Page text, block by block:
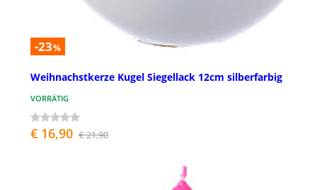
-23%
Weihnachstkerze Kugel Siegellack 12cm silberfarbig
VORRÄTIG
€ 16,90 € 21,90